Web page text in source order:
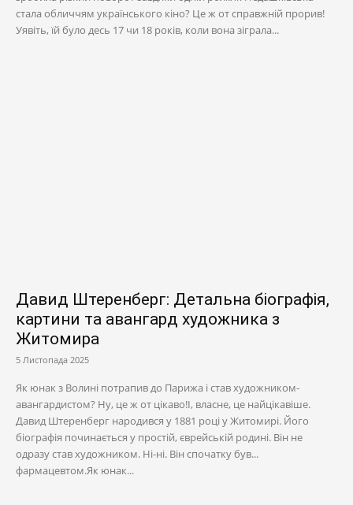
стала обличчям українського кіно? Це ж от справжній прорив!
Уявіть, їй було десь 17 чи 18 років, коли вона зіграла...
Давид Штеренберг: Детальна біографія,
картини та авангард художника з
Житомира
5 Листопада 2025
Як юнак з Волині потрапив до Парижа і став художником-
авангардистом? Ну, це ж от цікаво!І, власне, це найцікавіше.
Давид Штеренберг народився у 1881 році у Житомирі. Його
біографія починається у простій, єврейській родині. Він не
одразу став художником. Ні-ні. Він спочатку був...
фармацевтом.Як юнак...